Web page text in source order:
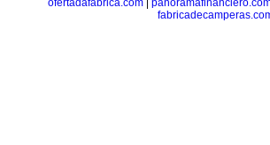
ofertadafabrica.com|